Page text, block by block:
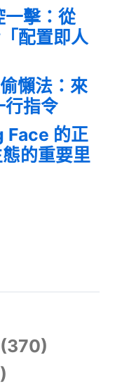
一擊：從
配置即人
懶法：來
行指令
的正
的重要里
(370)